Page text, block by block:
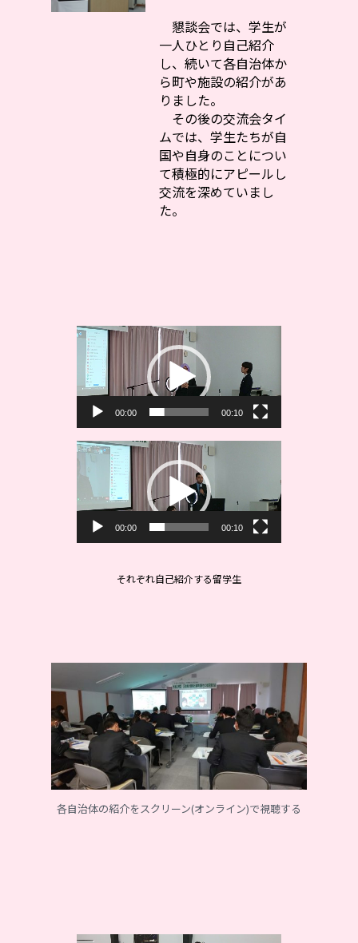
懇談会では、学生が
一人ひとり自己紹介
し、続いて各自治体か
ら町や施設の紹介があ
りました。
その後の交流会タイ
ムでは、学生たちが自
国や自身のことについ
て積極的にアピールし
交流を深めていまし
た。
動
画
プ
レ
ヤ
ー
00:00 00:10
動
レ
ヤ
00:00 00:10
それぞれ自己紹介する留学生
各自治体の紹介をスクリーン(オンライン)で視聴する